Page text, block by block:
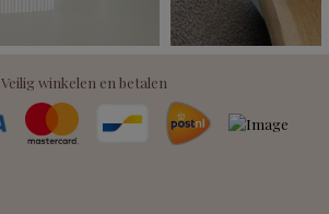
Veilig winkelen en betalen